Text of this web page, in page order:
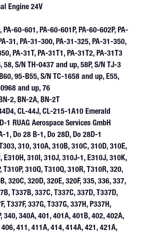
Engine 24V
60-601, PA-60-601P, PA-60-602P, PA-
31, PA-31-300, PA-31-325, PA-31-350,
PA-31T, PA-31T1, PA-31T2, PA-31T3
58, S/N TH-0437 and up, 58P, S/N TJ-3
95-B55, S/N TC-1658 and up, E55,
and up, 76
2, BN-2A, BN-2T
CL-44J, CL-215-1A10 Emerald
1 RUAG Aerospace Services GmbH
1, Do 28 B-1, Do 28D, Do 28D-1
310, 310A, 310B, 310C, 310D, 310E,
E310H, 310I, 310J, 310J-1, E310J, 310K,
T310P, 310Q, T310Q, 310R, T310R, 320,
320C, 320D, 320E, 320F, 335, 336, 337,
T337B, 337C, T337C, 337D, T337D,
T337F, 337G, T337G, 337H, P337H,
340, 340A, 401, 401A, 401B, 402, 402A,
411, 411A, 414, 414A, 421, 421A,